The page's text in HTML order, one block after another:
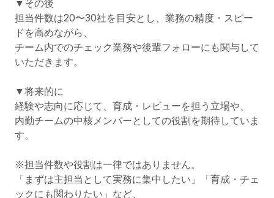
▼その後
担当件数は20〜30社を目安とし、業務の精度・スピー
ドを高めながら、
チーム内でのチェック業務や後輩フォローにも関与して
いただきます。
▼将来的に
経験や志向に応じて、育成・レビューを担う立場や、
内勤チームの中核メンバーとしての役割を期待していま
す。
※担当件数や役割は一律ではありません。
「まずは主担当として実務に集中したい」「育成・チェ
ックにも関わりたい」など、